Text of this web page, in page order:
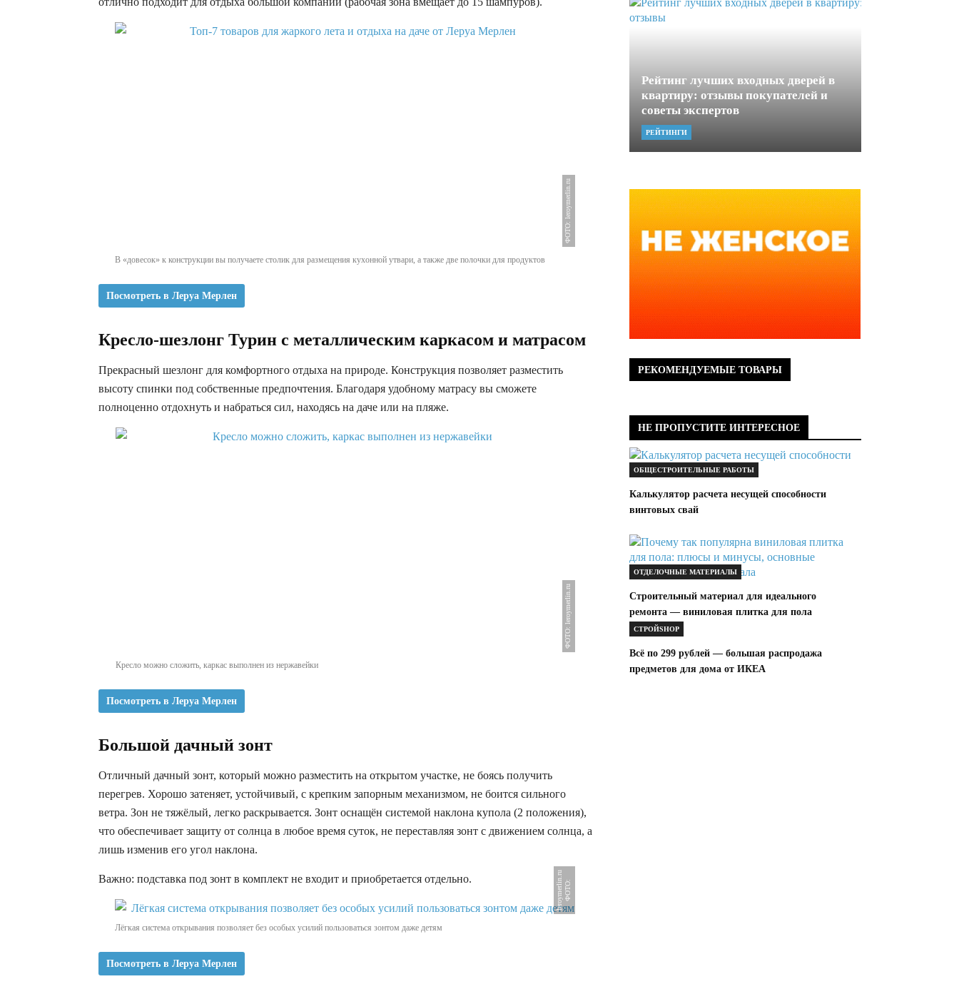
ФОТО: leroymerlin.ru
В «довесок» к конструкции вы получаете столик для размещения кухонной утвари, а также две полочки для продуктов
Посмотреть в Леруа Мерлен
Кресло-шезлонг Турин с металлическим каркасом и матрасом
Прекрасный шезлонг для комфортного отдыха на природе. Конструкция позволяет разместить
высоту спинки под собственные предпочтения. Благодаря удобному матрасу вы сможете
полноценно отдохнуть и набраться сил, находясь на даче или на пляже.
ФОТО: leroymerlin.ru
Кресло можно сложить, каркас выполнен из нержавейки
Посмотреть в Леруа Мерлен
Большой дачный зонт
Отличный дачный зонт, который можно разместить на открытом участке, не боясь получить
перегрев. Хорошо затеняет, устойчивый, с крепким запорным механизмом, не боится сильного
ветра. Зон не тяжёлый, легко раскрывается. Зонт оснащён системой наклона купола (2 положения),
что обеспечивает защиту от солнца в любое время суток, не переставляя зонт с движением солнца, а
лишь изменив его угол наклона.
Важно: подставка под зонт в комплект не входит и приобретается отдельно.
Ф
О
Т
О
:
l
e
r
o
y
m
e
r
l
i
n
.
r
u
Лёгкая система открывания позволяет без особых усилий пользоваться зонтом даже детям
Посмотреть в Леруа Мерлен
Рейтинг лучших входных дверей в
квартиру: отзывы покупателей и
советы экспертов
РЕЙТИНГИ
РЕКОМЕНДУЕМЫЕ ТОВАРЫ
НЕ ПРОПУСТИТЕ ИНТЕРЕСНОЕ
ОБЩЕСТРОИТЕЛЬНЫЕ РАБОТЫ
Калькулятор расчета несущей способности
винтовых свай
ОТДЕЛОЧНЫЕ МАТЕРИАЛЫ
Строительный материал для идеального
ремонта — виниловая плитка для пола
СТРОЙSHOP
Всё по 299 рублей — большая распродажа
предметов для дома от ИКЕА